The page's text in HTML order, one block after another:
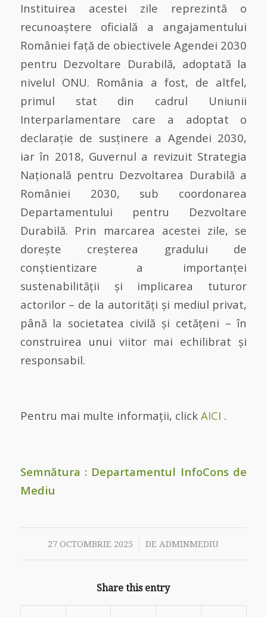
Instituirea acestei zile reprezintă o
recunoaștere oficială a angajamentului
României față de obiectivele Agendei 2030
pentru Dezvoltare Durabilă, adoptată la
nivelul ONU. România a fost, de altfel,
primul stat din cadrul Uniunii
Interparlamentare care a adoptat o
declarație de susținere a Agendei 2030,
iar în 2018, Guvernul a revizuit Strategia
Națională pentru Dezvoltarea Durabilă a
României 2030, sub coordonarea
Departamentului pentru Dezvoltare
Durabilă. Prin marcarea acestei zile, se
dorește creșterea gradului de
conștientizare a importanței
sustenabilității și implicarea tuturor
actorilor – de la autorități și mediul privat,
până la societatea civilă și cetățeni – în
construirea unui viitor mai echilibrat și
responsabil.
Pentru mai multe informații, click AICI .
Semnătura : Departamentul InfoCons de
Mediu
27 OCTOMBRIE 2025
/ DEADMINMEDIU
Share this entry